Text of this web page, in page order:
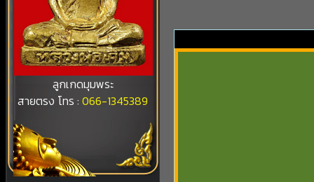
ลูกเกดมุมพระ
สายตรง โทร :066-1345389